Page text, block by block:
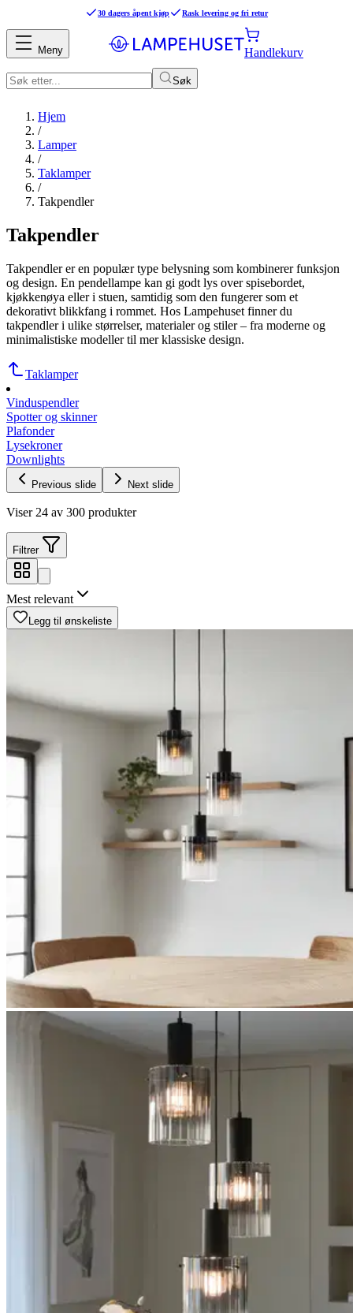
30 dagers åpent kjøp Rask levering og fri retur
Søk
Handlekurv
Meny
Hjem
/
Lamper
/
Taklamper
/
Takpendler
Takpendler
Takpendler er en populær type belysning som kombinerer funksjon
og design. En pendellampe kan gi godt lys over spisebordet,
kjøkkenøya eller i stuen, samtidig som den fungerer som et
dekorativt blikkfang i rommet. Hos Lampehuset finner du
takpendler i ulike størrelser, materialer og stiler – fra moderne og
minimalistiske modeller til mer klassiske design.
Taklamper
Vinduspendler
Spotter og skinner
Plafonder
Lysekroner
Downlights
Previous slide Next slide
Viser 24 av 300 produkter
Filtrer
Mest relevant
Legg til ønskeliste